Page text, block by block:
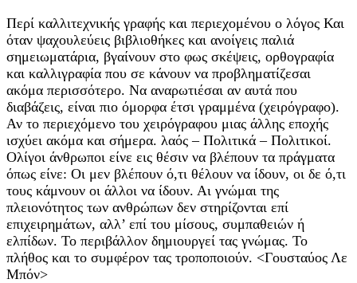
Περί καλλιτεχνικής γραφής και περιεχομένου ο λόγος Και
όταν ψαχουλεύεις βιβλιοθήκες και ανοίγεις παλιά
σημειωματάρια, βγαίνουν στο φως σκέψεις, ορθογραφία
και καλλιγραφία που σε κάνουν να προβληματίζεσαι
ακόμα περισσότερο. Να αναρωτιέσαι αν αυτά που
διαβάζεις, είναι πιο όμορφα έτσι γραμμένα (χειρόγραφο).
Αν το περιεχόμενο του χειρόγραφου μιας άλλης εποχής
ισχύει ακόμα και σήμερα. λαός – Πολιτικά – Πολιτικοί.
Ολίγοι άνθρωποι είνε εις θέσιν να βλέπουν τα πράγματα
όπως είνε: Οι μεν βλέπουν ό,τι θέλουν να ίδουν, οι δε ό,τι
τους κάμνουν οι άλλοι να ίδουν. Αι γνώμαι της
πλειονότητος των ανθρώπων δεν στηρίζονται επί
επιχειρημάτων, αλλ’ επί του μίσους, συμπαθειών ή
ελπίδων. Το περιβάλλον δημιουργεί τας γνώμας. Το
πλήθος και το συμφέρον τας τροποποιούν. <Γουσταύος Λε
Μπόν>